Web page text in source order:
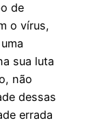
de
o vírus,
sua luta
não
dessas
errada